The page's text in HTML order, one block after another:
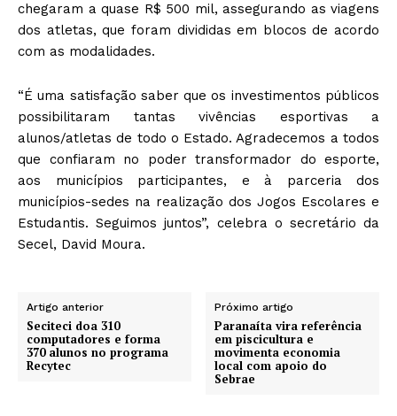
chegaram a quase R$ 500 mil, assegurando as viagens
dos atletas, que foram divididas em blocos de acordo
com as modalidades.
“É uma satisfação saber que os investimentos públicos
possibilitaram tantas vivências esportivas a
alunos/atletas de todo o Estado. Agradecemos a todos
que confiaram no poder transformador do esporte,
aos municípios participantes, e à parceria dos
municípios-sedes na realização dos Jogos Escolares e
Estudantis. Seguimos juntos”, celebra o secretário da
Secel, David Moura.
Artigo anterior
Seciteci doa 310
computadores e forma
370 alunos no programa
Recytec
Próximo artigo
Paranaíta vira referência
em piscicultura e
movimenta economia
local com apoio do
Sebrae